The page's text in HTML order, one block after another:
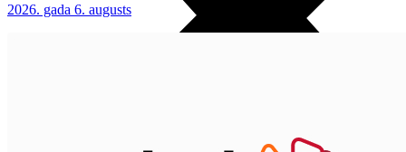
2026. gada 6. augusts